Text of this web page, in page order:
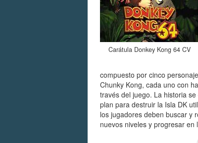
Carátula Donkey Kong 64 CV
compuesto por cinco
Chunky Kong, cada uno con
través del juego. La historia
plan para destruir la Isla DK
los jugadores deben buscar y
nuevos niveles y progresar en